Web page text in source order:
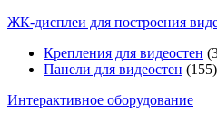
ЖК-дисплеи для построения
Крепления для видеостен
Панели для видеостен (155)
Интерактивное оборудование